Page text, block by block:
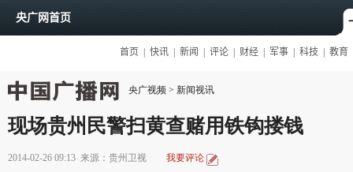
央广视频 > 新闻视讯
现场贵州民警扫黄查赌用铁钩搂钱
2014-02-26 09:13 来源：贵州卫视 我要评论